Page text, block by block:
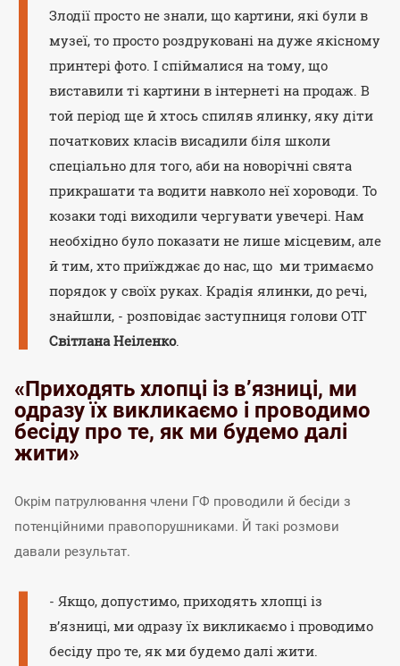
Злодії просто не знали, що картини, які були в
музеї, то просто роздруковані на дуже якісному
принтері фото. І спіймалися на тому, що
виставили ті картини в інтернеті на продаж. В
той період ще й хтось спиляв ялинку, яку діти
початкових класів висадили біля школи
спеціально для того, аби на новорічні свята
прикрашати та водити навколо неї хороводи. То
козаки тоді виходили чергувати увечері. Нам
необхідно було показати не лише місцевим, але
й тим, хто приїжджає до нас, що ми тримаємо
порядок у своїх руках. Крадія ялинки, до речі,
знайшли, - розповідає заступниця голови ОТГ
Світлана Неіленко.
«Приходять хлопці із в’язниці, ми
одразу їх викликаємо і проводимо
бесіду про те, як ми будемо далі
жити»
Окрім патрулювання члени ГФ проводили й бесіди з
потенційними правопорушниками. Й такі розмови
давали результат.
- Якщо, допустимо, приходять хлопці із
в’язниці, ми одразу їх викликаємо і проводимо
бесіду про те, як ми будемо далі жити.